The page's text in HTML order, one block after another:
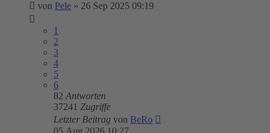
von Pele » 26 Sep 2025 09:19
1
2
3
4
5
6
82 Antworten
37241 Zugriffe
Letzter Beitrag von BeRo
05 Aug 2026 10:27